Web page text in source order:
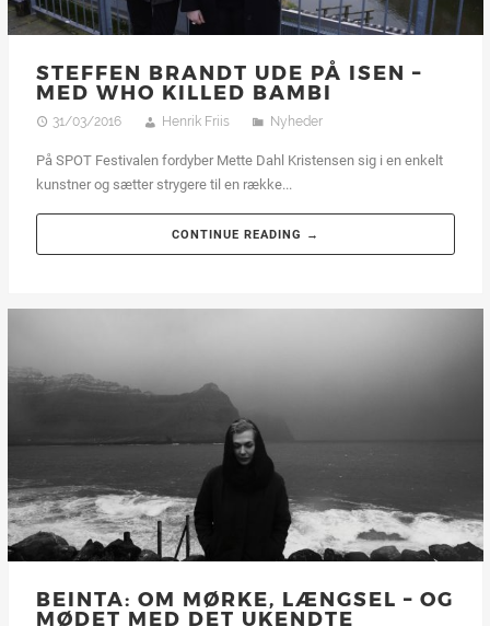
STEFFEN BRANDT UDE PÅ ISEN –
MED WHO KILLED BAMBI
31/03/2016 Henrik Friis Nyheder
På SPOT Festivalen fordyber Mette Dahl Kristensen sig i en enkelt
kunstner og sætter strygere til en række...
CONTINUE READING →
BEINTA: OM MØRKE, LÆNGSEL – OG
MØDET MED DET UKENDTE